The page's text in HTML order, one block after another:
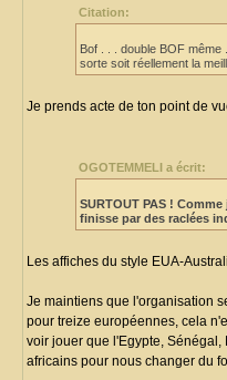
Citation:
Bof . . . double BOF même
sorte soit réellement la
Je prends acte de ton point de
OGOTEMMELI a écrit:
SURTOUT PAS ! Comme
finisse par des raclées
Les affiches du style EUA-
Je maintiens que l'organisation
pour treize européennes, cela
voir jouer que l'Egypte,
africains pour nous changer du